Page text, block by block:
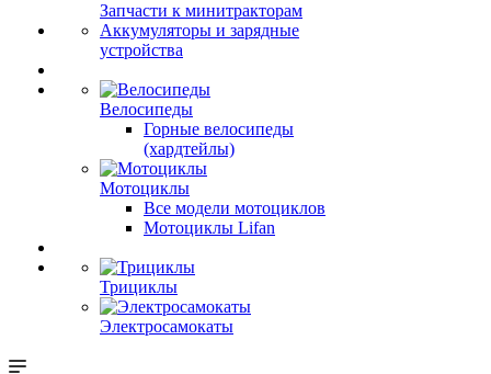
Запчасти к минитракторам
Аккумуляторы и зарядные
устройства
Велосипеды
Горные велосипеды
(хардтейлы)
Мотоциклы
Все модели мотоциклов
Мотоциклы Lifan
Трициклы
Электросамокаты